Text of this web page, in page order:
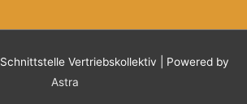
Schnittstelle Vertriebskollektiv | Powered by
Astra